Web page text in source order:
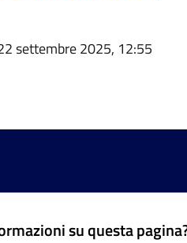
settembre 2025, 12:55
su questa